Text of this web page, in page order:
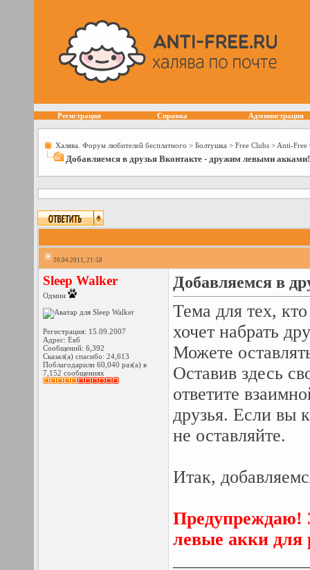
Регистрация Справка Администрация
Халява. Форум любителей бесплатного > Болтушка > Free Сlubs > Anti-Free
Добавляемся в друзья Вконтакте - дружим левыми акками!
20.04.2011, 21:58
Sleep Walker
Одмин
Регистрация: 15.09.2007
Адрес: Екб
Сообщений: 6,392
Сказал(а) спасибо: 24,613
Поблагодарили 60,040 раз(а) в
7,152 сообщениях
Добавляемся в
Тема для тех,
хочет набрать
Можете
Оставив здесь
ответите
друзья. Если вы
не оставляйте.
Итак,
Предупреждаю!
левые акки для